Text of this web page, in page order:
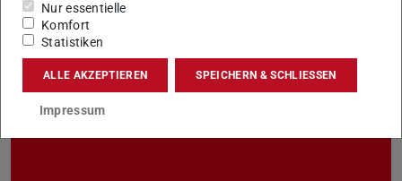
Für Beschäftigte und Studierende
Nur essentielle
Komfort
Statistiken
ALLE AKZEPTIEREN SPEICHERN & SCHLIESSEN
Impressum